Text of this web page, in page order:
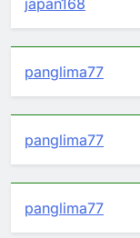
panglima77
panglima77
panglima77